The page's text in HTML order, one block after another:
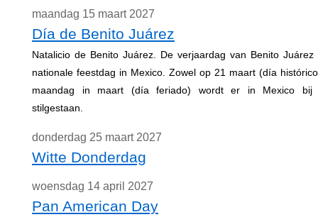
maandag 15 maart 2027
Día de Benito Juárez
Natalicio de Benito Juárez. De verjaardag van Benito
nationale feestdag in Mexico. Zowel op 21 maart (día
maandag in maart (día feriado) wordt er in Mexico bij
stilgestaan.
donderdag 25 maart 2027
Witte Donderdag
woensdag 14 april 2027
Pan American Day